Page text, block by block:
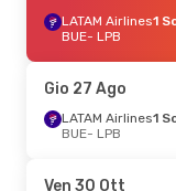
Boliviana De
2 Scali
Boliviana De
2 Scali
LPB- BUE
LATAM Airlines1
BUE- LPB
Gio 27 Ago
LATAM Airlines1
BUE- LPB
Ven 30 Ott